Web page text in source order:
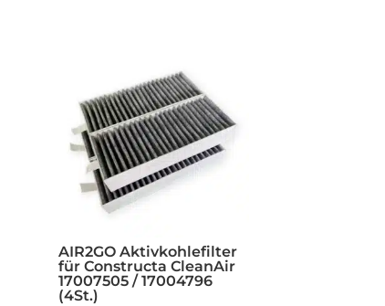
AIR2GO Aktivkohlefilter
für Constructa CleanAir
17007505 / 17004796
(4St.)